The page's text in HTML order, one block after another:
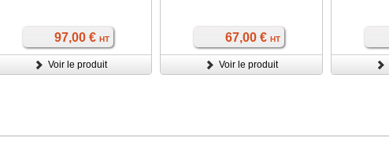
97,00 € HT
Voir le produit
67,00 € HT
Voir le produit